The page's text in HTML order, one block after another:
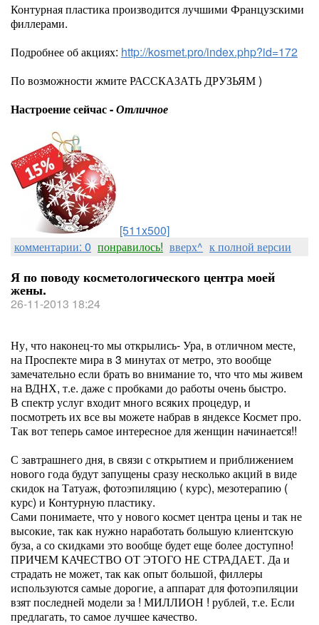
Контурная пластика производится лучшими Французскими
филлерами.
Подробнее об акциях: http://kosmet.pro/index.php?id=172
По возможности жмите РАССКАЗАТЬ ДРУЗЬЯМ )
Настроение сейчас -Отличное
[511x500]
комментарии: 0 понравилось! вверх^ к полной версии
Я по поводу косметологического центра моей
жены.
26-11-2013 18:24
Ну, что наконец-то мы открылись- Ура, в отличном месте,
на Проспекте мира в 3 минутах от метро, это вообще
замечательно если брать во внимание то, что что мы живем
на ВДНХ, т.е. даже с пробками до работы очень быстро.
В спектр услуг входит много всяких процедур, и
посмотреть их все вы можете набрав в яндексе Космет про.
Так вот теперь самое интересное для женщин начинается!!
С завтрашнего дня, в связи с открытием и приближением
нового года будут запущены сразу несколько акций в виде
скидок на Татуаж, фотоэпиляцию ( курс), мезотерапию (
курс) и Контурную пластику.
Сами понимаете, что у нового космет центра цены и так не
высокие, так как нужно наработать большую клиентскую
буза, а со скидками это вообще будет еще более доступно!
ПРИЧЕМ КАЧЕСТВО ОТ ЭТОГО НЕ СТРАДАЕТ. Да и
страдать не может, так как опыт большой, филлеры
используются самые дорогие, а аппарат для фотоэпиляции
взят последней модели за ! МИЛЛИОН ! рублей, т.е. Если
предлагать, то самое лучшее качество.